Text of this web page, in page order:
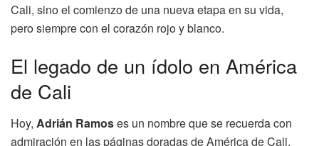
Cali, sino el comienzo de una nueva etapa en su vida,
pero siempre con el corazón rojo y blanco.
El legado de un ídolo en América
de Cali
Hoy, Adrián Ramoses un nombre que se recuerda con
admiración en las páginas doradas de América de Cali.